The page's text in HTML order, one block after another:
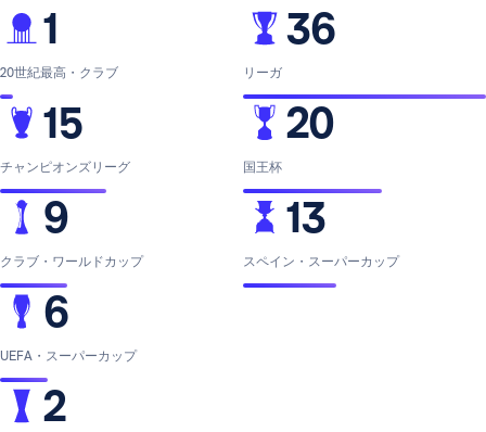
1
20世紀最高・クラブ
15
チャンピオンズリーグ
9
クラブ・ワールドカップ
6
UEFA・スーパーカップ
2
36
リーガ
20
国王杯
13
スペイン・スーパーカップ